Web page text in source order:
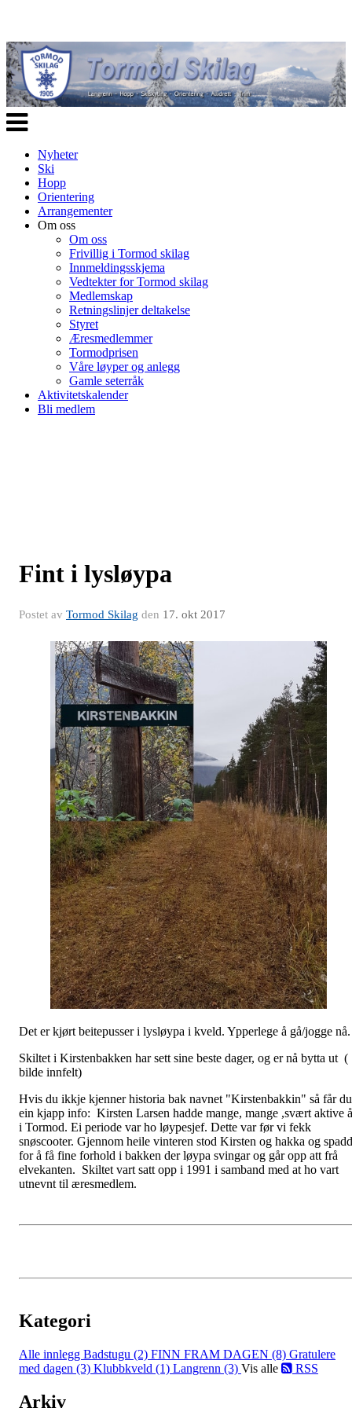
Veksle
navigasjon
Nyheter
Ski
Hopp
Orientering
Arrangementer
Om oss
Om oss
Frivillig i Tormod skilag
Innmeldingsskjema
Vedtekter for Tormod skilag
Medlemskap
Retningslinjer deltakelse
Styret
Æresmedlemmer
Tormodprisen
Våre løyper og anlegg
Gamle seterråk
Aktivitetskalender
Bli medlem
Fint i lysløypa
Postet av Tormod Skilag den 17. okt 2017
Det er kjørt beitepusser i lysløypa i kveld. Ypperlege å gå/jogge
Skiltet i Kirstenbakken har sett sine beste dager, og er nå bytta ut (
bilde innfelt)
Hvis du ikkje kjenner historia bak navnet "Kirstenbakkin" så får du
ein kjapp info: Kirsten Larsen hadde mange, mange ,svært aktive
i Tormod. Ei periode var ho løypesjef. Dette var før vi fekk
snøscooter. Gjennom heile vinteren stod Kirsten og hakka og
for å få fine forhold i bakken der løypa svingar og går opp att frå
elvekanten. Skiltet vart satt opp i 1991 i samband med at ho vart
utnevnt til æresmedlem.
Kategori
Alle innlegg Badstugu (2) FINN FRAM DAGEN (8) Gratulere
med dagen (3) Klubbkveld (1) Langrenn (3) Vis alle RSS
Arkiv